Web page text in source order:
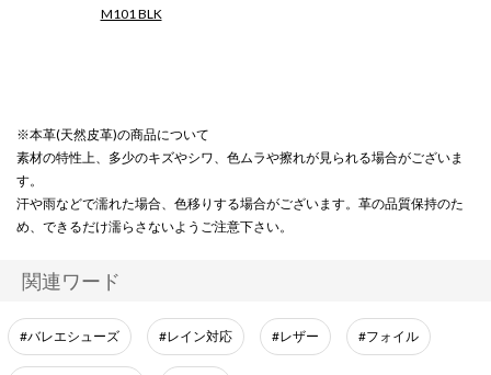
M101 BLK
※本革(天然皮革)の商品について
素材の特性上、多少のキズやシワ、色ムラや擦れが見られる場合がございま
す。
汗や雨などで濡れた場合、色移りする場合がございます。革の品質保持のた
め、できるだけ濡らさないようご注意下さい。
関連ワード
#バレエシューズ #レイン対応 #レザー #フォイル